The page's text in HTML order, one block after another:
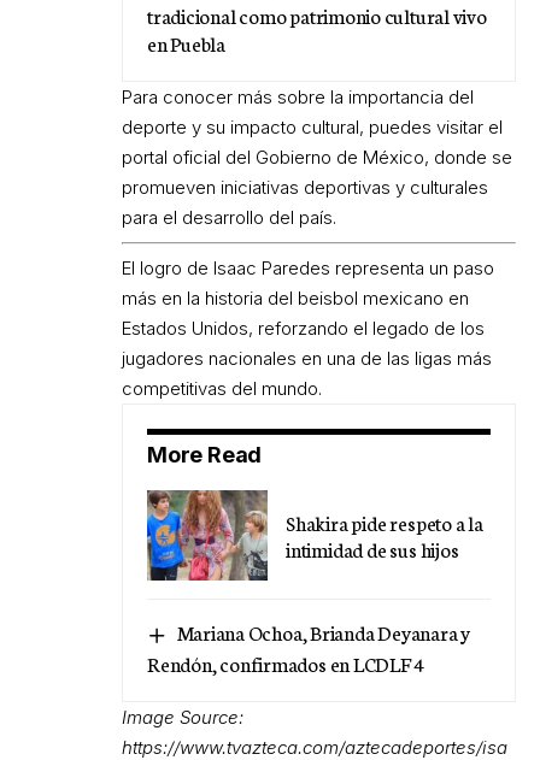
tradicional como patrimonio cultural vivo
en Puebla
Para conocer más sobre la importancia del
deporte y su impacto cultural, puedes visitar el
portal oficial del Gobierno de México, donde se
promueven iniciativas deportivas y culturales
para el desarrollo del país.
El logro de Isaac Paredes representa un paso
más en la historia del beisbol mexicano en
Estados Unidos, reforzando el legado de los
jugadores nacionales en una de las ligas más
competitivas del mundo.
More Read
Shakira pide respeto a la
intimidad de sus hijos
Mariana Ochoa, Brianda Deyanara y
Rendón, confirmados en LCDLF 4
Image Source:
https://www.tvazteca.com/aztecadeportes/isa